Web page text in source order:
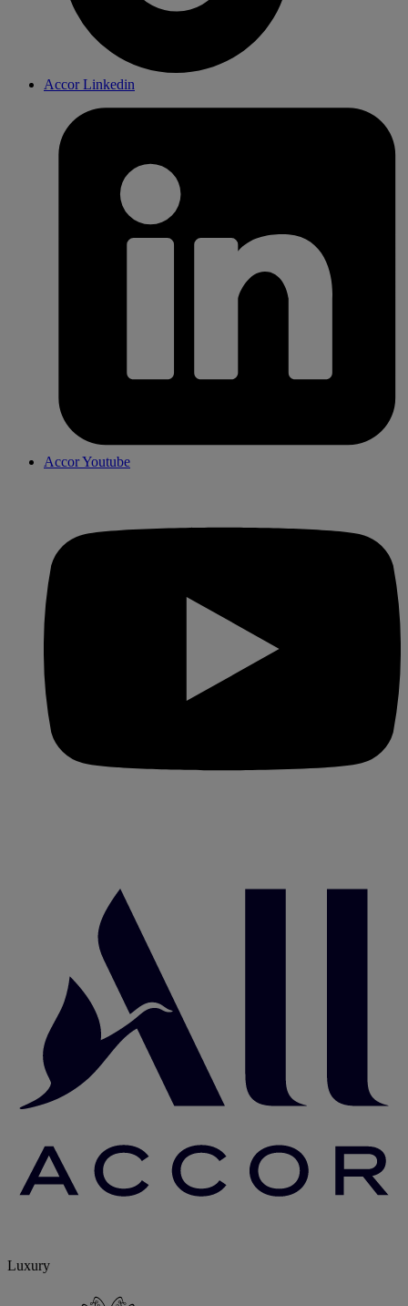
Accor Linkedin
Accor Youtube
Luxury